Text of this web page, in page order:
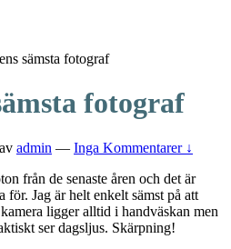
sämsta fotograf
fotograf
av admin — Inga Kommentarer ↓
från de senaste åren och det är
Jag är helt enkelt sämst på att
ligger alltid i handväskan men
ser dagsljus. Skärpning!